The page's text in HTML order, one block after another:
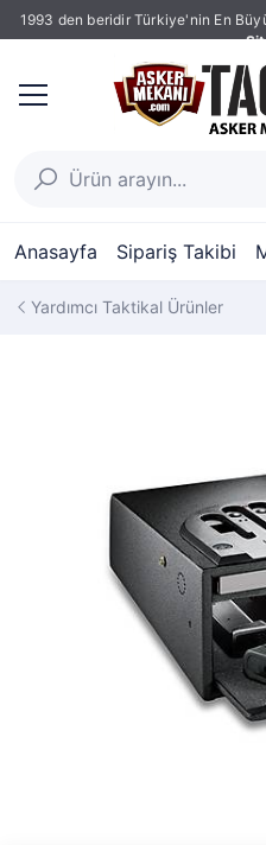
1993 den beridir Türkiye'nin En
Anasayfa Sipariş Takibi
Yardımcı Taktikal Ürünler